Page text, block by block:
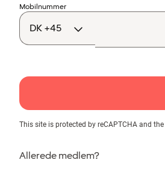
Landekode
Mobilnummer
This site is protected by reCAPTCHA and the
Allerede medlem?